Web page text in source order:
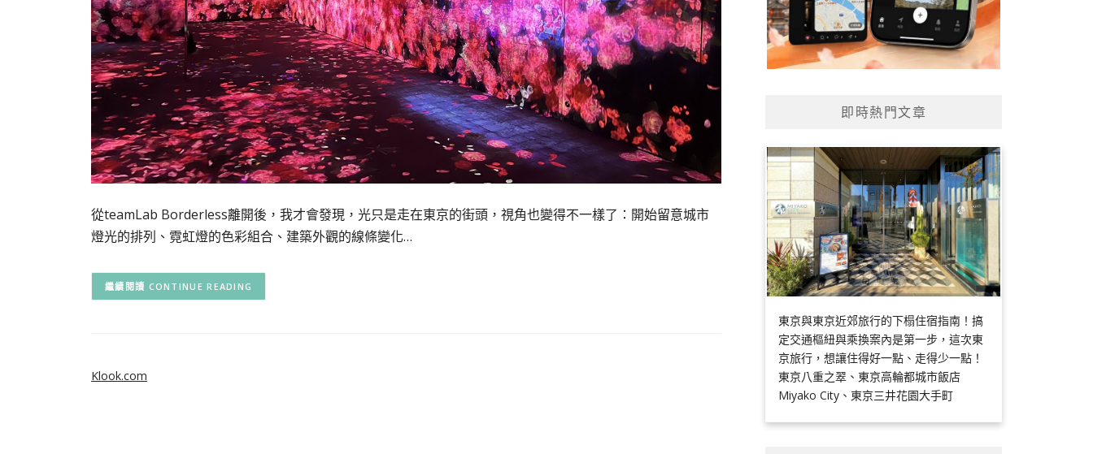
從teamLab Borderless離開後，我才會發現，光只是走在東京的街頭，視角也變得不一樣了：開始留意城市
燈光的排列、霓虹燈的色彩組合、建築外觀的線條變化…
CONTINUE READING
即時熱門文章
東京與東京近郊旅行的下榻住宿指南！搞
定交通樞紐與乘換案內是第一步，這次東
京旅行，想讓住得好一點、走得少一點！
東京八重之翠、東京高輪都城市飯店
Miyako City、東京三井花園大手町
Klook.com